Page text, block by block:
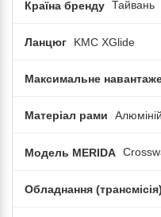
Країна бренду Тайвань
Ланцюг KMC XGlide
Максимальне
Матеріал рами Алюміній
Модель MERIDA
Обладнання (трансмісія)